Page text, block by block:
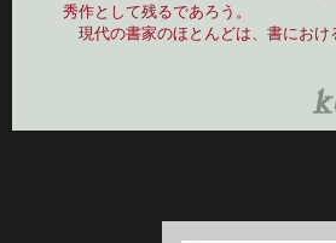
秀作とし
現代の書家のほとんどは、書におけ